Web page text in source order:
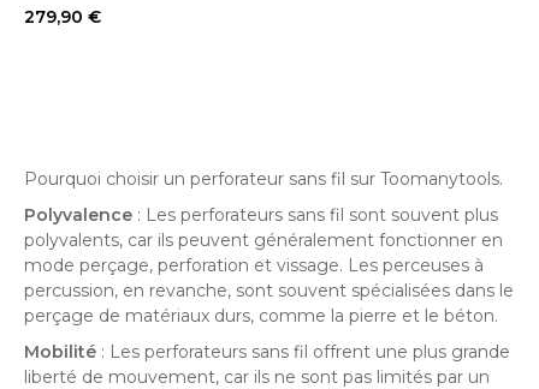
279,90 €
Pourquoi choisir un perforateur sans fil sur Toomanytools.
Polyvalence : Les perforateurs sans fil sont souvent plus
polyvalents, car ils peuvent généralement fonctionner en
mode perçage, perforation et vissage. Les perceuses à
percussion, en revanche, sont souvent spécialisées dans le
perçage de matériaux durs, comme la pierre et le béton.
Mobilité : Les perforateurs sans fil offrent une plus grande
liberté de mouvement, car ils ne sont pas limités par un